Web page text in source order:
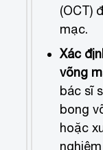
(OCT)
mạc.
Xác
võng
bác sĩ
bong
hoặc